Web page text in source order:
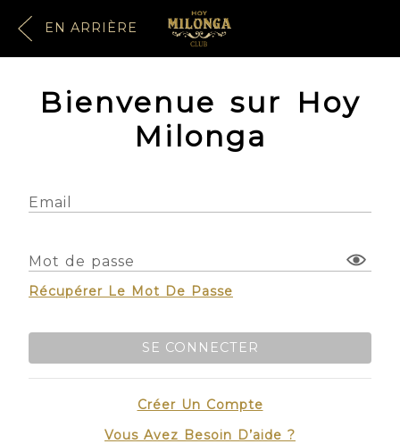
EN ARRIÈRE
Bienvenue sur Hoy
Milonga
Email
Mot de passe
Récupérer Le Mot De Passe
SE CONNECTER
Créer Un Compte
Vous Avez Besoin D’aide ?